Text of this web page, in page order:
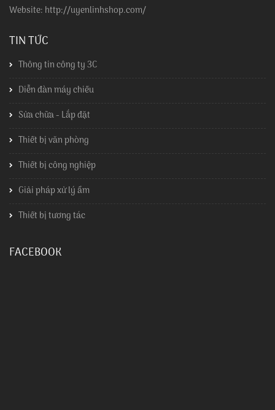
Website: http://uyenlinhshop.com/
TIN TỨC
Thông tin công ty 3C
Diễn đàn máy chiếu
Sửa chữa - Lắp đặt
Thiết bị văn phòng
Thiết bị công nghiệp
Giải pháp xử lý ẩm
Thiết bị tương tác
FACEBOOK